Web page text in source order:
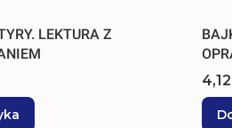
LEKTURA Z
4,12